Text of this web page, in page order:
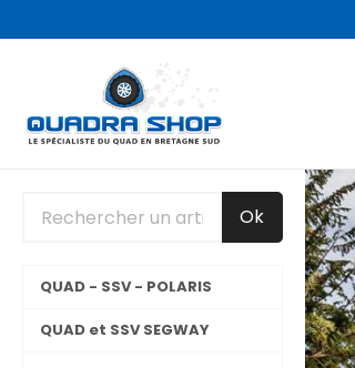
Ok
QUAD - SSV - POLARIS
QUAD et SSV SEGWAY